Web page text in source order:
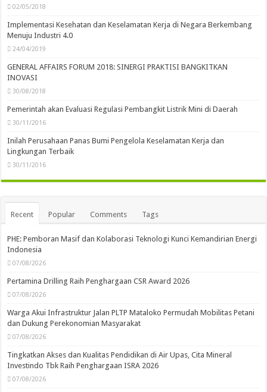
02/05/2018
Implementasi Kesehatan dan Keselamatan Kerja di Negara Berkembang
Menuju Industri 4.0
24/04/2019
GENERAL AFFAIRS FORUM 2018: SINERGI PRAKTISI BANGKITKAN
INOVASI
30/08/2018
Pemerintah akan Evaluasi Regulasi Pembangkit Listrik Mini di Daerah
30/11/2016
Inilah Perusahaan Panas Bumi Pengelola Keselamatan Kerja dan
Lingkungan Terbaik
30/11/2016
Recent Popular Comments Tags
PHE: Pemboran Masif dan Kolaborasi Teknologi Kunci Kemandirian Energi
Indonesia
07/08/2026
Pertamina Drilling Raih Penghargaan CSR Award 2026
07/08/2026
Warga Akui Infrastruktur Jalan PLTP Mataloko Permudah Mobilitas Petani
dan Dukung Perekonomian Masyarakat
07/08/2026
Tingkatkan Akses dan Kualitas Pendidikan di Air Upas, Cita Mineral
Investindo Tbk Raih Penghargaan ISRA 2026
07/08/2026